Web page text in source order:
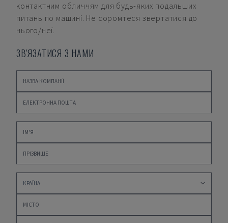
контактним обличчям для будь-яких подальших
питань по машині. Не соромтеся звертатися до
нього/неї.
ЗВ'ЯЗАТИСЯ З НАМИ